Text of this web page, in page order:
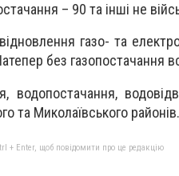
– 90 та інші не
газо- та
без газопостачання
водопостачання,
та Миколаївського районів.
+ Enter, щоб повідомити про це редакцію